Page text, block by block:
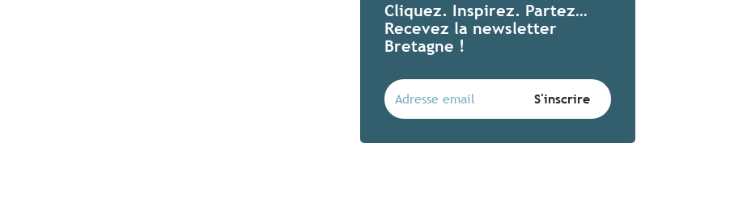
Cliquez. Inspirez. Partez…
Recevez la newsletter
Bretagne !